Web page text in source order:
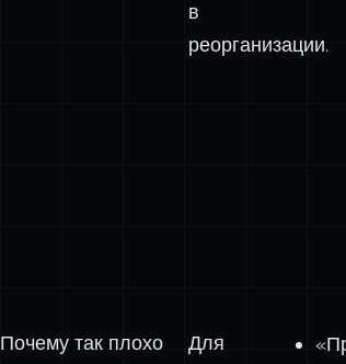
в
реорганизации.
Почему так плохо
Для